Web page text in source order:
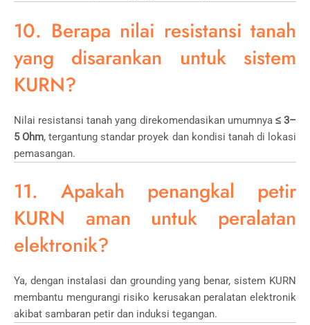
10. Berapa nilai resistansi tanah
yang disarankan untuk sistem
KURN?
Nilai resistansi tanah yang direkomendasikan umumnya ≤ 3–
5 Ohm, tergantung standar proyek dan kondisi tanah di lokasi
pemasangan.
11. Apakah penangkal petir
KURN aman untuk peralatan
elektronik?
Ya, dengan instalasi dan grounding yang benar, sistem KURN
membantu mengurangi risiko kerusakan peralatan elektronik
akibat sambaran petir dan induksi tegangan.